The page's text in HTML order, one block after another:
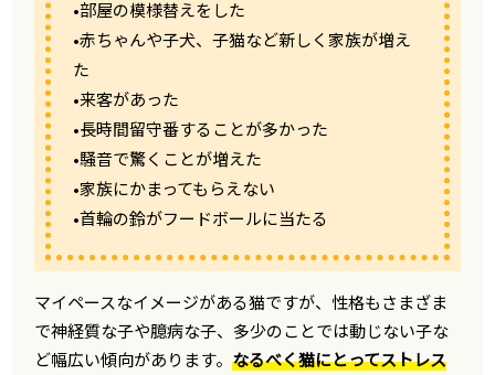
•部屋の模様替えをした
•赤ちゃんや子犬、子猫など新しく家族が増え
た
•来客があった
•長時間留守番することが多かった
•騒音で驚くことが増えた
•家族にかまってもらえない
•首輪の鈴がフードボールに当たる
マイペースなイメージがある猫ですが、性格もさまざま
で神経質な子や臆病な子、多少のことでは動じない子な
ど幅広い傾向があります。なるべく猫にとってストレス